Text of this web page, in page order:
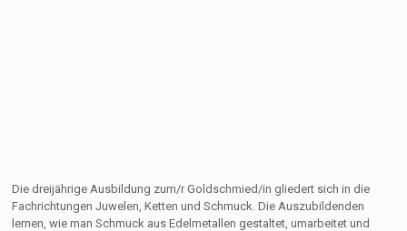
Die dreijährige Ausbildung zum/r Goldschmied/in gliedert sich in die
Fachrichtungen Juwelen, Ketten und Schmuck. Die Auszubildenden
lernen, wie man Schmuck aus Edelmetallen gestaltet, umarbeitet und